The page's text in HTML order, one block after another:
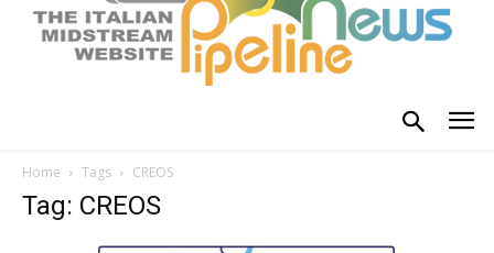
Home Tags CREOS
Tag: CREOS